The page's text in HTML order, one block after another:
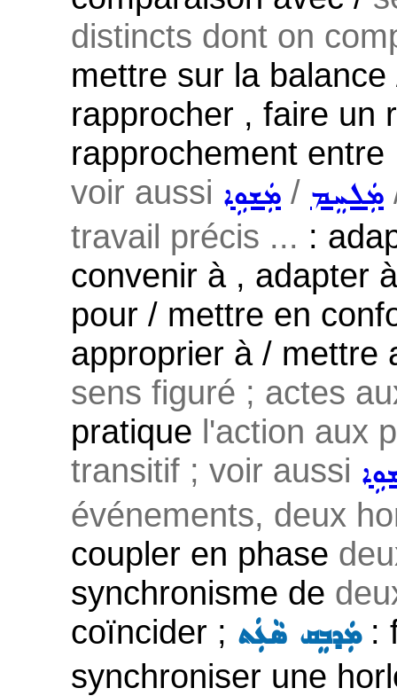
distincts dont on
mettre sur la
rapprocher , faire un
rapprochement
voir aussi ܡܲܫܘܹܐ / ܡܲܠܚܸܡ
travail précis ... :
convenir à , adapter
pour / mettre en
approprier à / mettre
sens figuré ; actes
pratique l'action aux
transitif ; voir aussi
événements, deux
coupler en phase
synchronisme de
coïncider ; ܡܲܕܒܸܩ ܣܵܥܲܬ:
synchroniser une